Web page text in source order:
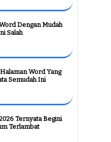
Dengan Mudah
Salah
Word Yang
Semudah Ini
Ternyata Begini
Terlambat